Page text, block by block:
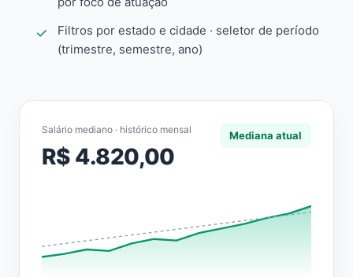
Filtros por estado e cidade · seletor de período
(trimestre, semestre, ano)
Salário mediano · histórico mensal
R$ 4.820,00
Mediana atual